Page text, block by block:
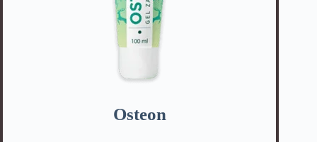
Osteon